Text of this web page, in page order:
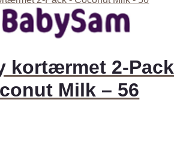
kortærmet 2-Pack
Milk – 56